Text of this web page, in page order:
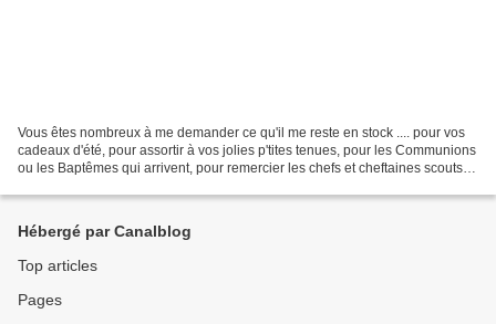
Vous êtes nombreux à me demander ce qu'il me reste en stock .... pour vos
cadeaux d'été, pour assortir à vos jolies p'tites tenues, pour les Communions
ou les Baptêmes qui arrivent, pour remercier les chefs et cheftaines scouts,
Hébergé par Canalblog
Top articles
Pages